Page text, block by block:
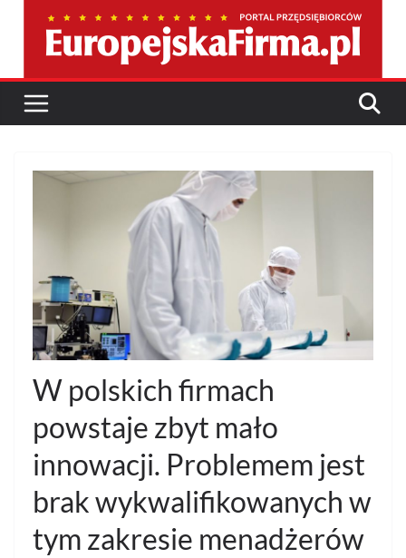
W polskich firmach
powstaje zbyt mało
innowacji. Problemem jest
brak wykwalifikowanych w
tym zakresie menadżerów